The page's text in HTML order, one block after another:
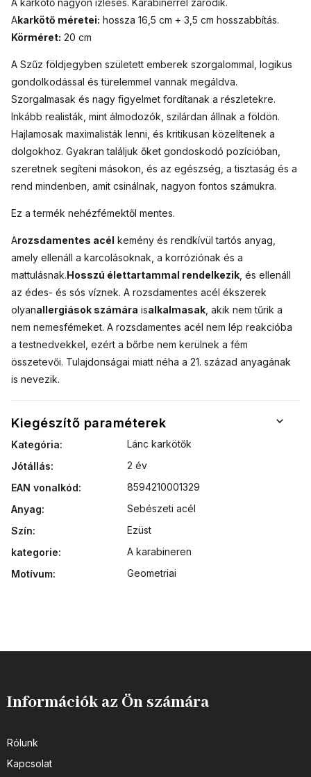
A karkötő nagyon ízléses. Karabinerrel záródik.
Akarkötő méretei: hossza 16,5 cm + 3,5 cm hosszabbítás.
Körméret: 20 cm
A Szűz földjegyben született emberek szorgalommal, logikus
gondolkodással és türelemmel vannak megáldva.
Szorgalmasak és nagy figyelmet fordítanak a részletekre.
Inkább realisták, mint álmodozók, szilárdan állnak a földön.
Hajlamosak maximalisták lenni, és kritikusan közelítenek a
dolgokhoz. Gyakran találjuk őket gondoskodó pozícióban,
szeretnek segíteni másokon, és az egészség, a tisztaság és a
rend mindenben, amit csinálnak, nagyon fontos számukra.
Ez a termék nehézfémektől mentes.
Arozsdamentes acél kemény és rendkívül tartós anyag,
amely ellenáll a karcolásoknak, a korróziónak és a
mattulásnak.Hosszú élettartammal rendelkezik , és ellenáll
az édes- és sós víznek. A rozsdamentes acél ékszerek
olyanallergiások számára isalkalmasak , akik nem tűrik a
nem nemesfémeket. A rozsdamentes acél nem lép reakcióba
a testnedvekkel, ezért a bőrbe nem kerülnek a fém
összetevői. Tulajdonságai miatt néha a 21. század anyagának
is nevezik.
Kiegészítő paraméterek
Kategória:
Lánc karkötők
Jótállás:
2 év
EAN vonalkód:
8594210001329
Anyag:
Sebészeti acél
Szín:
Ezüst
kategorie:
A karabineren
Motívum: Geometriai
Információk az Ön számára
Rólunk
Kapcsolat